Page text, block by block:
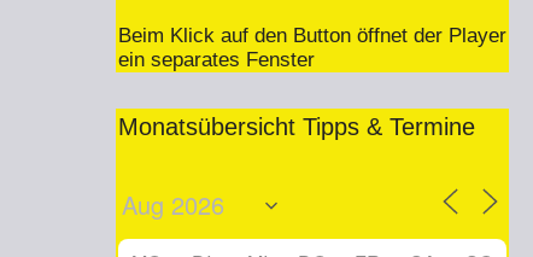
Beim Klick auf den Button öffnet der Player
ein separates Fenster
Monatsübersicht Tipps & Termine